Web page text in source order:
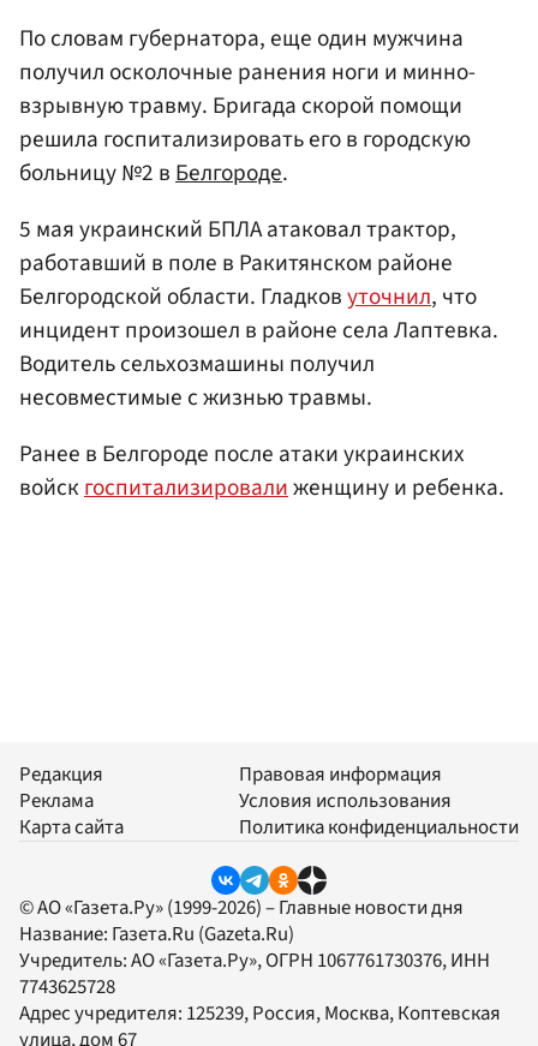
По словам губернатора, еще один мужчина
получил осколочные ранения ноги и минно-
взрывную травму. Бригада скорой помощи
решила госпитализировать его в городскую
больницу №2 вБелгороде.
5 мая украинский БПЛА атаковал трактор,
работавший в поле в Ракитянском районе
Белгородской области. Гладковуточнил, что
инцидент произошел в районе села Лаптевка.
Водитель сельхозмашины получил
несовместимые с жизнью травмы.
Ранее в Белгороде после атаки украинских
войскгоспитализировалиженщину и ребенка.
Редакция
Реклама
Карта сайта
Правовая информация
Условия использования
Политика конфиденциальности
© АО «Газета.Ру» (1999-2026) – Главные новости дня
Название: Газета.Ru (Gazeta.Ru)
Учредитель:АО «Газета.Ру», ОГРН 1067761730376, ИНН
7743625728
Адрес учредителя: 125239, Россия, Москва, Коптевская
улица, дом 67